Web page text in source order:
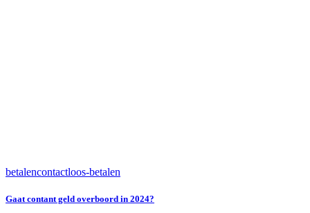
betalencontactloos-betalen
Gaat contant geld overboord in 2024?